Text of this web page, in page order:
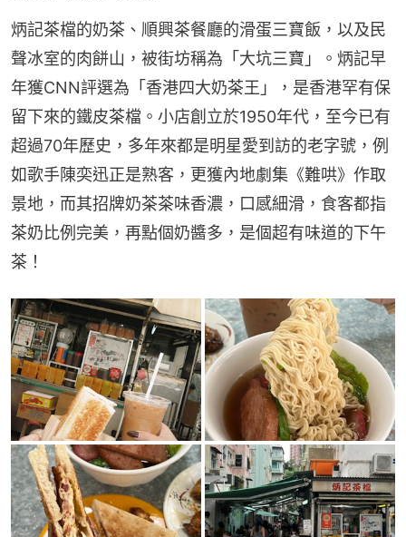
炳記茶檔的奶茶、順興茶餐廳的滑蛋三寶飯，以及民
聲冰室的肉餅山，被街坊稱為「大坑三寶」。炳記早
年獲CNN評選為「香港四大奶茶王」，是香港罕有保
留下來的鐵皮茶檔。小店創立於1950年代，至今已有
超過70年歷史，多年來都是明星愛到訪的老字號，例
如歌手陳奕迅正是熟客，更獲內地劇集《難哄》作取
景地，而其招牌奶茶茶味香濃，口感細滑，食客都指
茶奶比例完美，再點個奶醬多，是個超有味道的下午
茶！